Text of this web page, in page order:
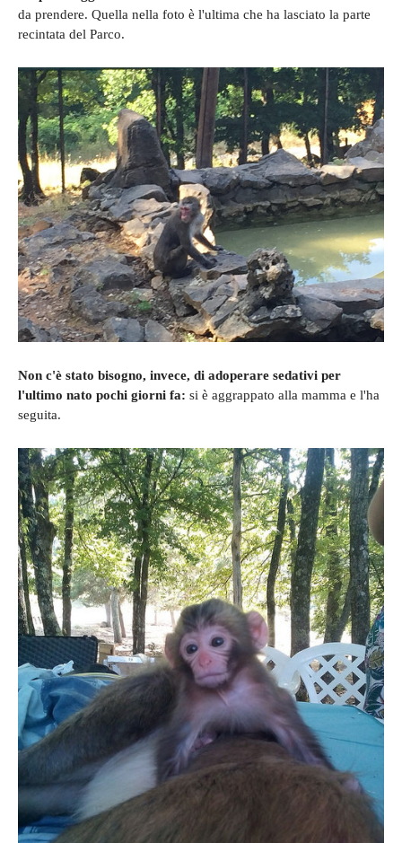
da prendere. Quella nella foto è l'ultima che ha lasciato la parte
recintata del Parco.
Non c'è stato bisogno, invece, di adoperare sedativi per
l'ultimo nato pochi giorni fa: si è aggrappato alla mamma e l'ha
seguita.